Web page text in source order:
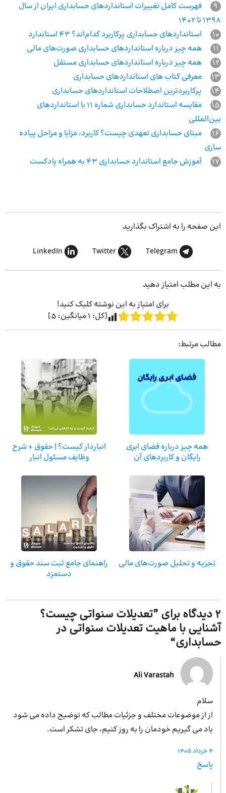
9
فهرست کامل تغییرات استانداردهای حسابداری ایران از سال
1398 تا 1402
10
استاندارد‌های حسابداری پرکاربرد کدام‌اند؟ 43 استاندارد
11
همه چیز درباره استانداردهای حسابداری صورت‌های مالی
12
همه چیز درباره استانداردهای حسابداری مستقل
13
معرفی کتاب های استانداردهای حسابداری
14
پرکاربردترین اصطلاحات استانداردهای حسابداری
15
مقایسه استاندارد حسابداری شماره 11 با استانداردهای
بین‌المللی
16
مبنای حسابداری تعهدی چیست؟ کاربرد، مزایا و مراحل پیاده
سازی
17
آموزش جامع استاندارد حسابداری 43 به همراه پادکست
این صفحه را به اشتراک بگذارید
Telegram
Twitter
LinkedIn
به این مطلب امتیاز دهید
برای امتیاز به این نوشته کلیک کنید!
[کل: 1میانگین: 5
]
مطالب مرتبط:
همه چیز درباره فضای ابری
رایگان و کاربردهای آن
انباردار کیست؟ | حقوق + شرح
وظایف مسئول انبار
تجزیه و تحلیل صورت‌های مالی
راهنمای جامع ثبت سند حقوق و
دستمزد
2 دیدگاه برای ”
تعدیلات سنواتی چیست؟
آشنایی با ماهیت تعدیلات سنواتی در
حسابداری“
Ali Varastah
سلام
از از موضوعات مختلف و جزئیات مطالب که توضیح داده می شود
یاد می گیریم خودمان را به روز کنیم، جای تشکر است.
4 خرداد 1405
پاسخ